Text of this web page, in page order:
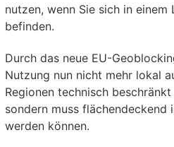
nutzen, wenn Sie sich in einem
befinden.
Durch das neue EU-
Nutzung nun nicht mehr lokal
Regionen technisch
sondern muss flächendeckend
werden können.